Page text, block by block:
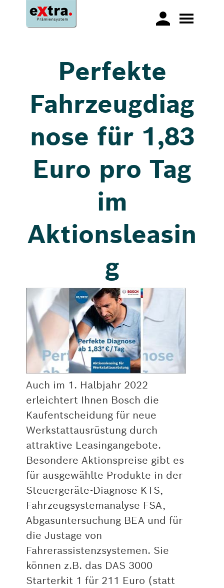
Perfekte
Fahrzeugdiag
nose für 1,83
Euro pro Tag
im
Aktionsleasin
g
Auch im 1. Halbjahr 2022
erleichtert Ihnen Bosch die
Kaufentscheidung für neue
Werkstattausrüstung durch
attraktive Leasingangebote.
Besondere Aktionspreise gibt es
für ausgewählte Produkte in der
Steuergeräte-Diagnose KTS,
Fahrzeugsystemanalyse FSA,
Abgasuntersuchung BEA und für
die Justage von
Fahrerassistenzsystemen. Sie
können z.B. das DAS 3000
Starterkit 1 für 211 Euro (statt